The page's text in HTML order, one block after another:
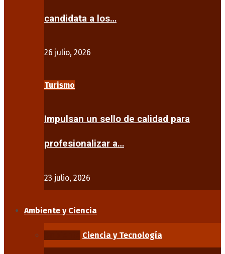
candidata a los…
26 julio, 2026
Turismo
Impulsan un sello de calidad para
profesionalizar a…
23 julio, 2026
Ambiente y Ciencia
Ciencia y Tecnología